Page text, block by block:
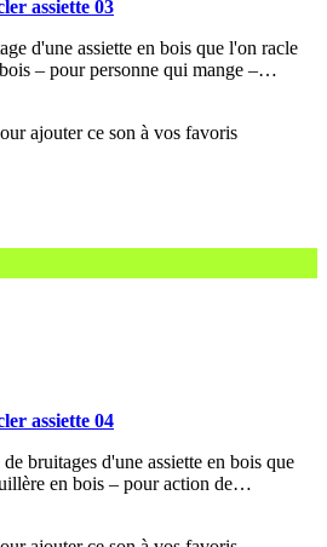
assiette 03
d'une assiette en bois que l'on racle
– pour personne qui mange –…
assiette 04
bruitages d'une assiette en bois que
en bois – pour action de…